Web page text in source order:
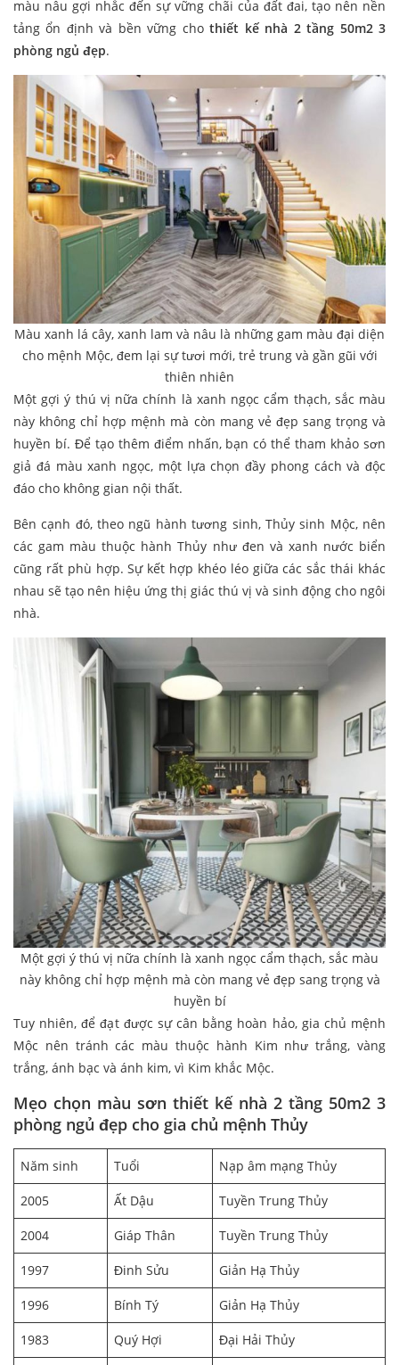
màu nâu gợi nhắc đến sự vững chãi của đất đai, tạo nên nền
tảng ổn định và bền vững chothiết kế nhà 2 tầng 50m2 3
phòng ngủ đẹp.
Màu xanh lá cây, xanh lam và nâu là những gam màu đại diện
cho mệnh Mộc, đem lại sự tươi mới, trẻ trung và gần gũi với
thiên nhiên
Một gợi ý thú vị nữa chính là xanh ngọc cẩm thạch, sắc màu
này không chỉ hợp mệnh mà còn mang vẻ đẹp sang trọng và
huyền bí. Để tạo thêm điểm nhấn, bạn có thể tham khảo sơn
giả đá màu xanh ngọc, một lựa chọn đầy phong cách và độc
đáo cho không gian nội thất.
Bên cạnh đó, theo ngũ hành tương sinh, Thủy sinh Mộc, nên
các gam màu thuộc hành Thủy như đen và xanh nước biển
cũng rất phù hợp. Sự kết hợp khéo léo giữa các sắc thái khác
nhau sẽ tạo nên hiệu ứng thị giác thú vị và sinh động cho ngôi
nhà.
Một gợi ý thú vị nữa chính là xanh ngọc cẩm thạch, sắc màu
này không chỉ hợp mệnh mà còn mang vẻ đẹp sang trọng và
huyền bí
Tuy nhiên, để đạt được sự cân bằng hoàn hảo, gia chủ mệnh
Mộc nên tránh các màu thuộc hành Kim như trắng, vàng
trắng, ánh bạc và ánh kim, vì Kim khắc Mộc.
Mẹo chọn màu sơn thiết kế nhà 2 tầng 50m2 3
phòng ngủ đẹp cho gia chủ mệnh Thủy
Năm sinh Tuổi Nạp âm mạng Thủy
2005 Ất Dậu Tuyền Trung Thủy
2004 Giáp Thân Tuyền Trung Thủy
1997 Đinh Sửu Giản Hạ Thủy
1996 Bính Tý Giản Hạ Thủy
1983 Quý Hợi Đại Hải Thủy